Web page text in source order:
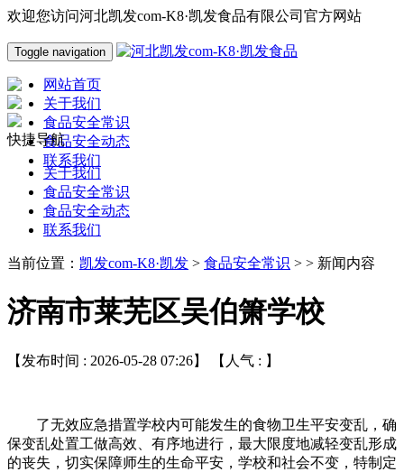
欢迎您访问河北凯发com-K8·凯发食品有限公司官方网站
Toggle navigation
网站首页
关于我们
食品安全常识
食品安全动态
联系我们
快捷导航
关于我们
食品安全常识
食品安全动态
联系我们
当前位置： 凯发com-K8·凯发 > 食品安全常识 > > 新闻内容
济南市莱芜区吴伯箫学校
【发布时间 : 2026-05-28 07:26】 【人气 : 】
了无效应急措置学校内可能发生的食物卫生平安变乱，确
保变乱处置工做高效、有序地进行，最大限度地减轻变乱形成
的丧失，切实保障师生的生命平安，学校和社会不变，特制定